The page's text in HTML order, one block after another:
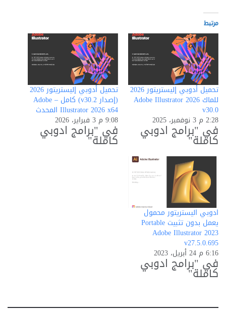
مرتبط
تحميل أدوبي إليستريتور 2026
للماك Adobe Illustrator 2026
v30.0
2:28 م 3 نوفمبر، 2025
في "برامج ادوبي
كاملة"
تحميل أدوبي إليستريتور 2026
(إصدار v30.2) كامل – Adobe
Illustrator 2026 x64 المحدث
9:08 م 3 فبراير، 2026
في "برامج ادوبي
كاملة"
ادوبي اليستريتور محمول
يعمل بدون تثبيت Portable
Adobe Illustrator 2023
v27.5.0.695
6:16 م 24 أبريل، 2023
في "برامج ادوبي
كاملة"